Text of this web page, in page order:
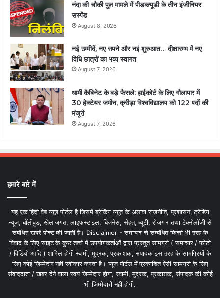
नंदा की चौकी पुल मामले में पीडब्ल्यूडी के तीन इंजीनियर
सस्पेंड
August 8, 2026
नई उम्मीदें, नए सपने और नई शुरुआत… दीक्षारम्भ में नए
विधि छात्रों का भव्य स्वागत
August 7, 2026
धामी कैबिनेट के बड़े फैसले: हाईकोर्ट के लिए गौलापार में
30 हेक्टेयर जमीन, क्रीड़ा विश्वविद्यालय को 122 पदों की
मंजूरी
August 7, 2026
हमारे बारे में
यह एक हिंदी वेब न्यूज़ पोर्टल है जिसमें ब्रेकिंग न्यूज़ के अलावा राजनीति, प्रशासन, ट्रेंडिंग
न्यूज, बॉलीवुड, खेल जगत, लाइफस्टाइल, बिजनेस, सेहत, ब्यूटी, रोजगार तथा टेक्नोलॉजी से
संबंधित खबरें पोस्ट की जाती है। Disclaimer - समाचार से सम्बंधित किसी भी तरह के
विवाद के लिए साइट के कुछ तत्वों में उपयोगकर्ताओं द्वारा प्रस्तुत सामग्री ( समाचार / फोटो
/ विडियो आदि ) शामिल होगी स्वामी, मुद्रक, प्रकाशक, संपादक इस तरह के सामग्रियों के
लिए कोई ज़िम्मेदार नहीं स्वीकार करता है। न्यूज़ पोर्टल में प्रकाशित ऐसी सामग्री के लिए
संवाददाता / खबर देने वाला स्वयं जिम्मेदार होगा, स्वामी, मुद्रक, प्रकाशक, संपादक की कोई
भी जिम्मेदारी नहीं होगी.